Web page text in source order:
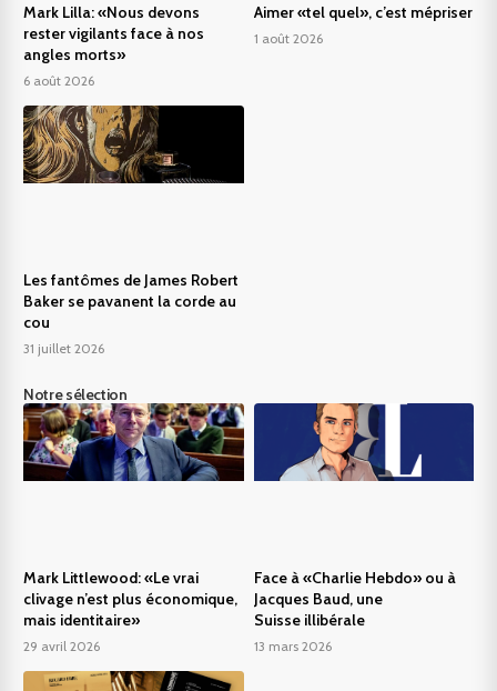
Mark Lilla: «Nous devons
rester vigilants face à nos
angles morts»
6 août 2026
Aimer «tel quel», c’est mépriser
1 août 2026
Les fantômes de James Robert
Baker se pavanent la corde au
cou
31 juillet 2026
Notre sélection
Mark Littlewood: «Le vrai
clivage n’est plus économique,
mais identitaire»
29 avril 2026
Face à «Charlie Hebdo» ou à
Jacques Baud, une
Suisse illibérale
13 mars 2026